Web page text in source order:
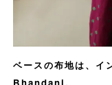
ベースの布地は、イ
Bhandani.